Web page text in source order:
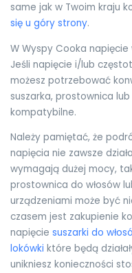
same jak w Twoim kraju
się u góry strony.
W Wyspy Cooka
Jeśli napięcie i/lub
możesz potrzebować
suszarka, prostownica
kompatybilne.
Należy pamiętać, że
napięcia nie zawsze
wymagają dużej mocy,
prostownica do włosów
urządzeniami może być
czasem jest zakupienie
napięcie suszarki do
lokówki które będą
unikniesz konieczności